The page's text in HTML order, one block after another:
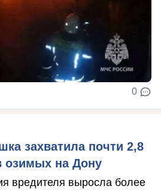
0
захватила почти 2,8
озимых на Дону
вредителя выросла более